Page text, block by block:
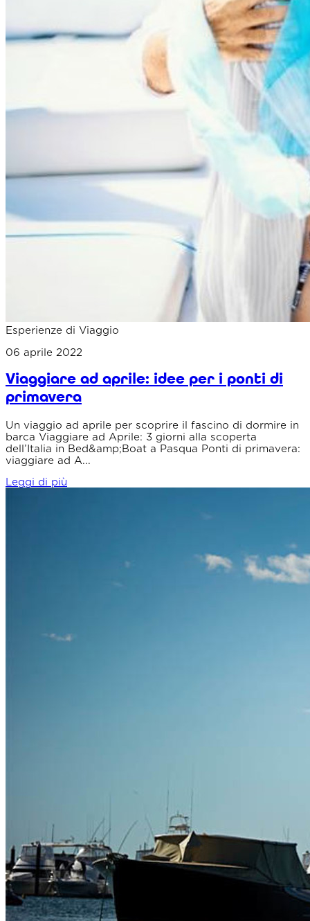
Esperienze di Viaggio
06 aprile 2022
Viaggiare ad aprile: idee per i ponti di
primavera
Un viaggio ad aprile per scoprire il fascino di dormire in
barca Viaggiare ad Aprile: 3 giorni alla scoperta
dell’Italia in Bed&amp;Boat a Pasqua Ponti di primavera:
viaggiare ad A...
Leggi di più